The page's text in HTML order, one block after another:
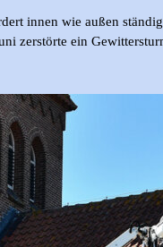
innen wie außen
zerstörte ein